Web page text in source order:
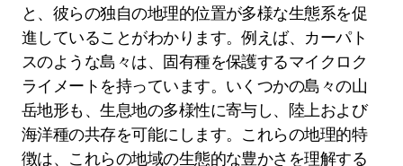
と、彼らの独自の地理的位置が多様な生態系を促
進していることがわかります。例えば、カーパト
スのような島々は、固有種を保護するマイクロク
ライメートを持っています。いくつかの島々の山
岳地形も、生息地の多様性に寄与し、陸上および
海洋種の共存を可能にします。これらの地理的特
徴は、これらの地域の生態的な豊かさを理解する